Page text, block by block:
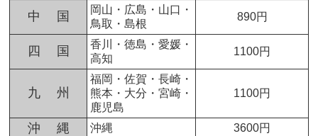
中 国
岡山・広島・山口・
鳥取・島根
890円
四 国
香川・徳島・愛媛・
高知
1100円
九 州
福岡・佐賀・長崎・
熊本・大分・宮崎・
鹿児島
1100円
沖 縄 沖縄 3600円